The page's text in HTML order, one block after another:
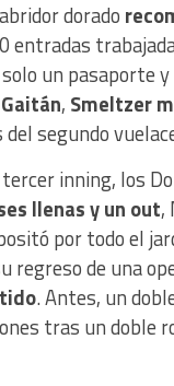
dorado
entradas
un pasaporte
, Smeltzer
segundo
inning, los
llenas y un out,
por todo el
regreso de una
. Antes, un
tras un doble